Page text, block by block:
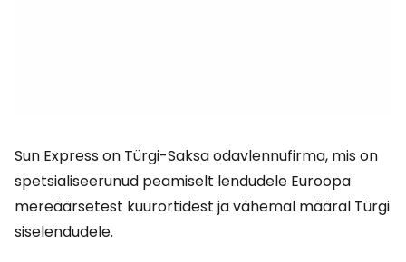
Sun Express on Türgi-Saksa odavlennufirma, mis on
spetsialiseerunud peamiselt lendudele Euroopa
mereäärsetest kuurortidest ja vähemal määral Türgi
siselendudele.